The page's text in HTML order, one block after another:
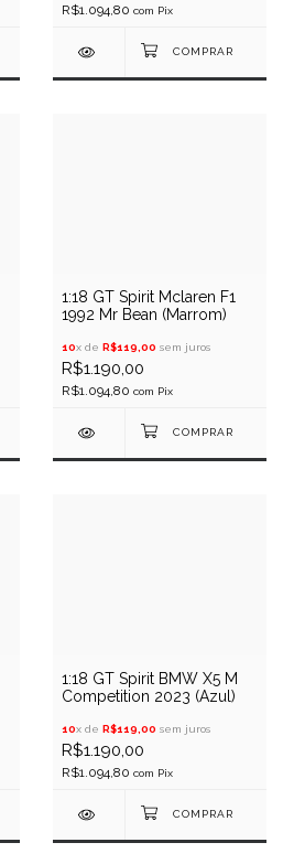
R$1.094,80 com Pix
1:18 GT Spirit Mclaren F1
1992 Mr Bean (Marrom)
10x de R$119,00 sem juros
R$1.190,00
R$1.094,80 com Pix
1:18 GT Spirit BMW X5 M
Competition 2023 (Azul)
10x de R$119,00 sem juros
R$1.190,00
R$1.094,80 com Pix